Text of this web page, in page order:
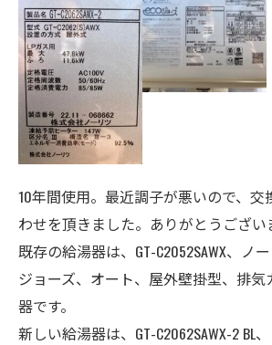
10年間使用。最近調子が悪いので、交
わせを頂きました。ありがとうござい
既存の給湯器は、GT-C2052SAWX、ノー
ジョーズ、 オート、屋外壁掛型、排気
器です。
新しい給湯器は、 GT-C2062SAWX-2 BL